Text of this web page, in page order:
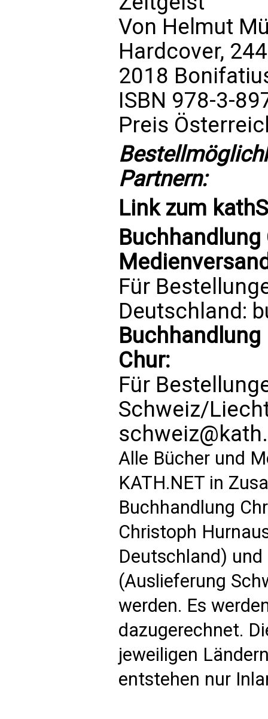
Von Helmut
Hardcover,
2018
ISBN 978-3-
Preis
Partnern:
Link zum
Für
Deutschland:
Buchhandlung
Chur:
Für
Schweiz/
Alle Bücher und
KATH.NET in
Buchhandlung
Christoph
Deutschland)
(Auslieferung
werden. Es
dazugerechnet.
jeweiligen
entstehen nur